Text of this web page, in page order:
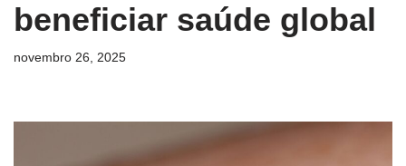
beneficiar saúde global
novembro 26, 2025